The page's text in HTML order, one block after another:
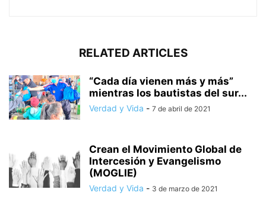
RELATED ARTICLES
“Cada día vienen más y más”
mientras los bautistas del sur...
Verdad y Vida - 7 de abril de 2021
Crean el Movimiento Global de
Intercesión y Evangelismo
(MOGLIE)
Verdad y Vida - 3 de marzo de 2021